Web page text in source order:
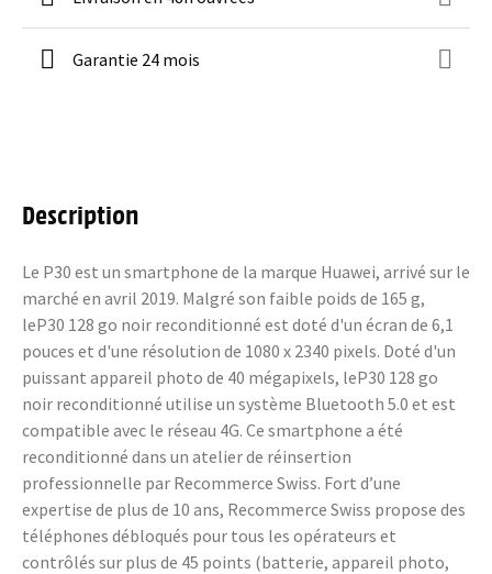
Garantie 24 mois
Description
Le P30 est un smartphone de la marque Huawei, arrivé sur le
marché en avril 2019. Malgré son faible poids de 165 g,
leP30 128 go noir reconditionné est doté d'un écran de 6,1
pouces et d'une résolution de 1080 x 2340 pixels. Doté d'un
puissant appareil photo de 40 mégapixels, leP30 128 go
noir reconditionné utilise un système Bluetooth 5.0 et est
compatible avec le réseau 4G. Ce smartphone a été
reconditionné dans un atelier de réinsertion
professionnelle par Recommerce Swiss. Fort d’une
expertise de plus de 10 ans, Recommerce Swiss propose des
téléphones débloqués pour tous les opérateurs et
contrôlés sur plus de 45 points (batterie, appareil photo,